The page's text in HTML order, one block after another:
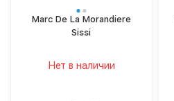
Marc De La Morandiere
Sissi
Нет в наличии